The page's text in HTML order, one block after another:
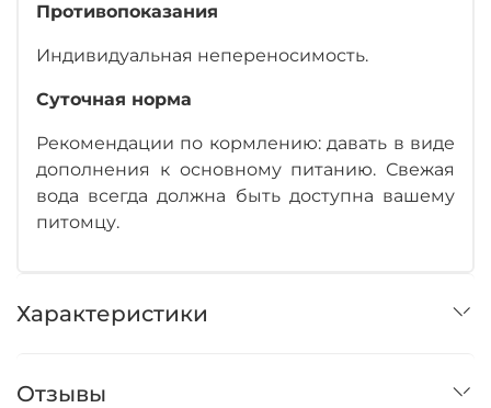
Противопоказания
Индивидуальная непереносимость.
Суточная норма
Рекомендации по кормлению: давать в виде
дополнения к основному питанию. Свежая
вода всегда должна быть доступна вашему
питомцу.
Характеристики
Отзывы